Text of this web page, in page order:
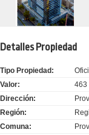
Detalles Propiedad
Tipo Propiedad:
Valor:
463
Dirección:
Región:
Comuna: